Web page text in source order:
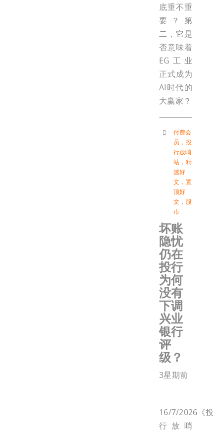
底重不重
要？第
二，它是
否意味着
EG工业
正式成为
AI时代的
大赢家？
付费会
员 ， 投
行放哨
站 ， 精
选好
文 ， 置
顶好
文 ， 股
市
坏账
隐忧
仍在
投行
为何
没有
下调
兴业
银行
评
级？
3星期前
16/7/2026《投
行放哨